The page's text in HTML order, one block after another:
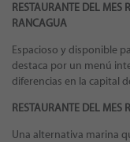
RESTAURANTE DEL MES
RANCAGUA
Espacioso y disponible
destaca por un menú
diferencias en la capital
RESTAURANTE DEL MES
Una alternativa marina